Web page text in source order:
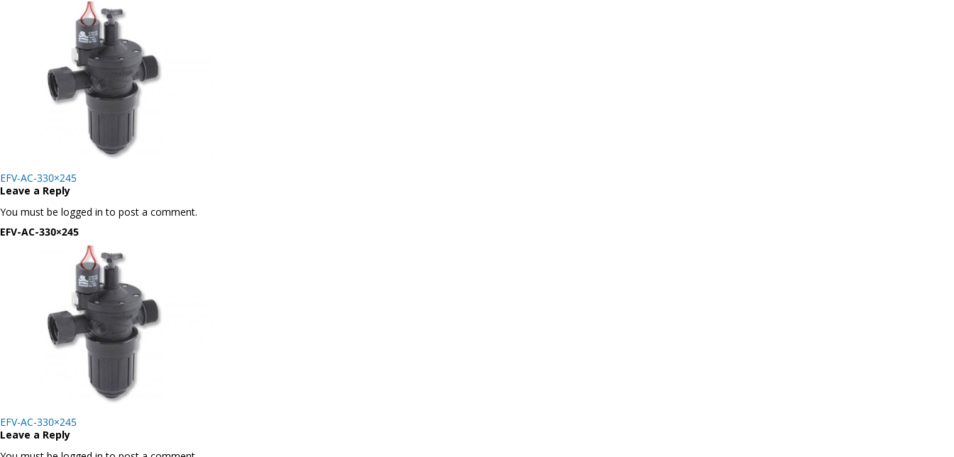
Post
navigation
EFV-AC-330×245
Leave a Reply
You must be logged in to post a comment.
EFV-AC-330×245
Post
navigation
EFV-AC-330×245
Leave a Reply